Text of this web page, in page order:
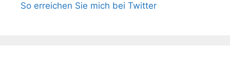
So erreichen Sie mich bei Twitter